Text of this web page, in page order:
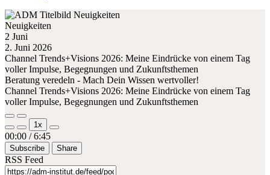
Neuigkeiten
2 Juni
2. Juni 2026
Channel Trends+Visions 2026: Meine Eindrücke von einem Tag
voller Impulse, Begegnungen und Zukunftsthemen
Beratung veredeln - Mach Dein Wissen wertvoller!
Channel Trends+Visions 2026: Meine Eindrücke von einem Tag
voller Impulse, Begegnungen und Zukunftsthemen
Play
Episode
Pause
Episode
Mute/Unmute
Episode
Rewind
10
Seconds
1x
Fast
Forward
30
00:00 / 6:45
Subscribe Share
RSS Feed